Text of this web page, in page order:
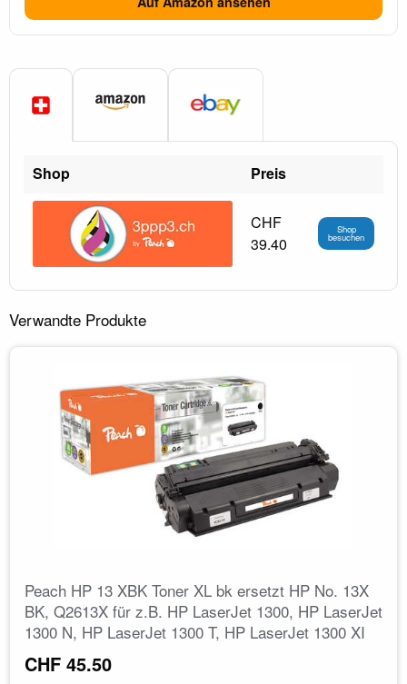
Shop Preis
CHF
39.40
Shop
besuchen
Verwandte Produkte
Peach HP 13 XBK Toner XL bk ersetzt HP No. 13X
BK, Q2613X für z.B. HP LaserJet 1300, HP LaserJet
1300 N, HP LaserJet 1300 T, HP LaserJet 1300 XI
CHF 45.50